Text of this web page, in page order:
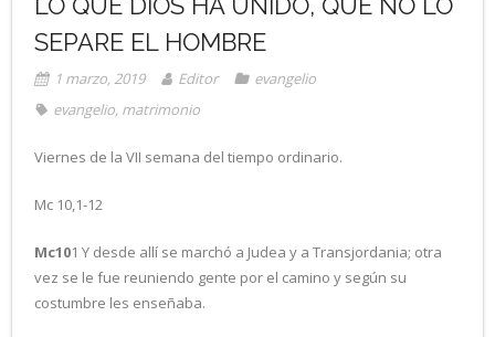
SEPARE EL HOMBRE
1 marzo, 2019 Editor
evangelio
evangelio, matrimonio
Viernes de la VII semana del tiempo ordinario.
Mc 10,1-12
Mc101 Y desde allí se marchó a Judea y a Transjordania; otra
vez se le fue reuniendo gente por el camino y según su
costumbre les enseñaba.